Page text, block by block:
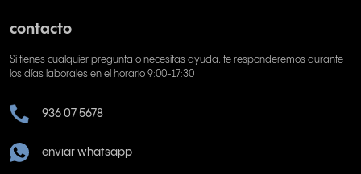
contacto
Si tienes cualquier pregunta o necesitas ayuda, te responderemos durante
los días laborales en el horario 9:00-17:30
936 07 5678
enviar whatsapp